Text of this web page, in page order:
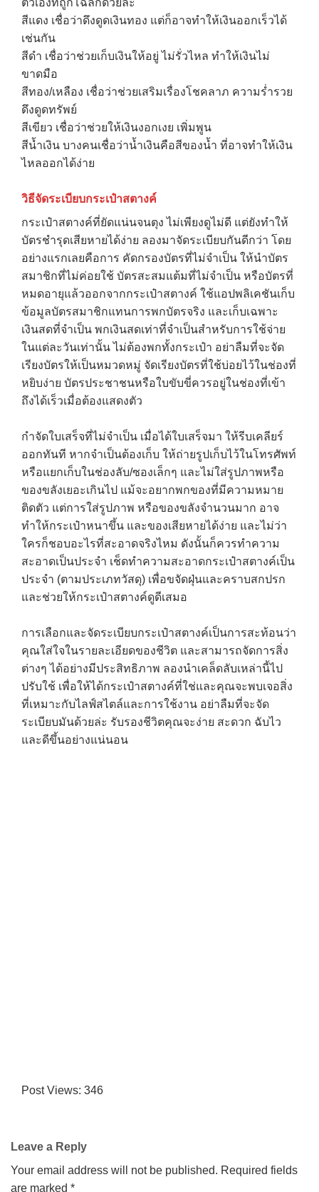
ตัวเองที่ถูกโฉลกด้วยล่ะ
สีแดง เชื่อว่าดึงดูดเงินทอง แต่ก็อาจทำให้เงินออกเร็วได้
เช่นกัน
สีดำ เชื่อว่าช่วยเก็บเงินให้อยู่ ไม่รั่วไหล ทำให้เงินไม่
ขาดมือ
สีทอง/เหลือง เชื่อว่าช่วยเสริมเรื่องโชคลาภ ความร่ำรวย
ดึงดูดทรัพย์
สีเขียว เชื่อว่าช่วยให้เงินงอกเงย เพิ่มพูน
สีน้ำเงิน บางคนเชื่อว่าน้ำเงินคือสีของน้ำ ที่อาจทำให้เงิน
ไหลออกได้ง่าย
วิธีจัดระเบียบกระเป๋าสตางค์
กระเป๋าสตางค์ที่ยัดแน่นจนตุง ไม่เพียงดูไม่ดี แต่ยังทำให้
บัตรชำรุดเสียหายได้ง่าย ลองมาจัดระเบียบกันดีกว่า โดย
อย่างแรกเลยคือการ คัดกรองบัตรที่ไม่จำเป็น ให้นำบัตร
สมาชิกที่ไม่ค่อยใช้ บัตรสะสมแต้มที่ไม่จำเป็น หรือบัตรที่
หมดอายุแล้วออกจากกระเป๋าสตางค์ ใช้แอปพลิเคชันเก็บ
ข้อมูลบัตรสมาชิกแทนการพกบัตรจริง และเก็บเฉพาะ
เงินสดที่จำเป็น พกเงินสดเท่าที่จำเป็นสำหรับการใช้จ่าย
ในแต่ละวันเท่านั้น ไม่ต้องพกทั้งกระเป๋า อย่าลืมที่จะจัด
เรียงบัตรให้เป็นหมวดหมู่ จัดเรียงบัตรที่ใช้บ่อยไว้ในช่องที่
หยิบง่าย บัตรประชาชนหรือใบขับขี่ควรอยู่ในช่องที่เข้า
ถึงได้เร็วเมื่อต้องแสดงตัว
กำจัดใบเสร็จที่ไม่จำเป็น เมื่อได้ใบเสร็จมา ให้รีบเคลียร์
ออกทันที หากจำเป็นต้องเก็บ ให้ถ่ายรูปเก็บไว้ในโทรศัพท์
หรือแยกเก็บในช่องลับ/ซองเล็กๆ และไม่ใส่รูปภาพหรือ
ของขลังเยอะเกินไป แม้จะอยากพกของที่มีความหมาย
ติดตัว แต่การใส่รูปภาพ หรือของขลังจำนวนมาก อาจ
ทำให้กระเป๋าหนาขึ้น และของเสียหายได้ง่าย และไม่ว่า
ใครก็ชอบอะไรที่สะอาดจริงไหม ดังนั้นก็ควรทำความ
สะอาดเป็นประจำ เช็ดทำความสะอาดกระเป๋าสตางค์เป็น
ประจำ (ตามประเภทวัสดุ) เพื่อขจัดฝุ่นและคราบสกปรก
และช่วยให้กระเป๋าสตางค์ดูดีเสมอ
การเลือกและจัดระเบียบกระเป๋าสตางค์เป็นการสะท้อนว่า
คุณใส่ใจในรายละเอียดของชีวิต และสามารถจัดการสิ่ง
ต่างๆ ได้อย่างมีประสิทธิภาพ ลองนำเคล็ดลับเหล่านี้ไป
ปรับใช้ เพื่อให้ได้กระเป๋าสตางค์ที่ใช่และคุณจะพบเจอสิ่ง
ที่เหมาะกับไลฟ์สไตล์และการใช้งาน อย่าลืมที่จะจัด
ระเบียบมันด้วยล่ะ รับรองชีวิตคุณจะง่าย สะดวก ฉับไว
และดีขึ้นอย่างแน่นอน
Post Views: 346
Leave a Reply
Your email address will not be published. Required fields
are marked *